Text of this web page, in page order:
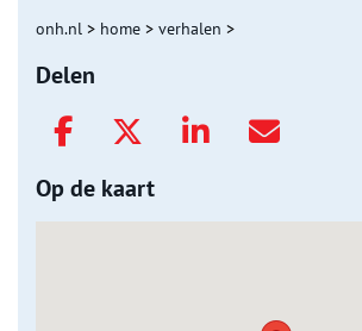
onh.nl > home > verhalen >
Delen
Op de kaart